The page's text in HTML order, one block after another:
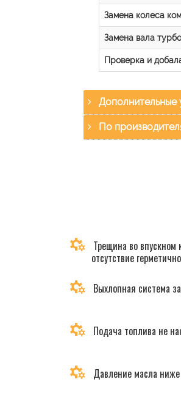
Замена колеса
Замена вала
Проверка и
Дополнительные
По
Трещина во впускном
отсутствие
Выхлопная система
Подача топлива не
Давление масла ниже